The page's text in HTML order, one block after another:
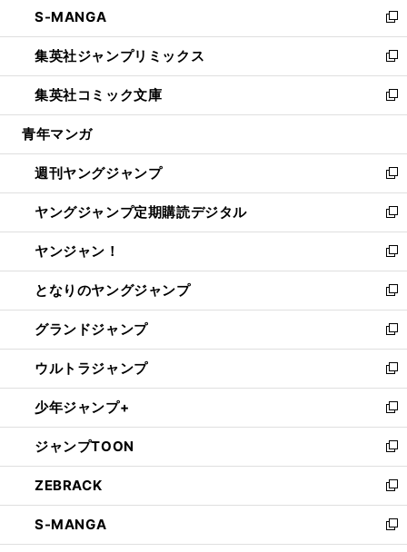
く
で
開
く
ド
ウ
で
開
く
ィ
ン
ド
ウ
で
開
い
ウ
ィ
ン
ド
ウ
開
く
S-MANGA
新
し
い
ウ
ィ
ン
ウ
で
開
く
集英社ジャンプリミックス
新
し
い
ウ
ン
ド
ウ
で
開
く
集英社コミック文庫
新
し
ウ
ィ
ン
ド
ウ
で
開
く
青年マンガ
週刊ヤングジャンプ
新
し
い
ウ
ィ
ン
ド
ウ
で
開
く
ヤングジャンプ定期購読デジタル
新
し
い
ウ
ィ
ン
ド
ウ
で
開
く
ヤンジャン！
新
し
い
ウ
ィ
ン
ド
ウ
で
開
く
となりのヤングジャンプ
新
し
い
ウ
ィ
ン
ド
ウ
で
開
く
グランドジャンプ
新
し
い
ウ
ィ
ン
ド
ウ
で
開
く
ウルトラジャンプ
新
し
い
ウ
ィ
ン
ド
ウ
で
開
少年ジャンプ+
新
し
い
ウ
ィ
ン
ド
ウ
ジャンプTOON
新
し
い
ウ
ィ
ン
ZEBRACK
新
し
い
ウ
S-MANGA
新
し